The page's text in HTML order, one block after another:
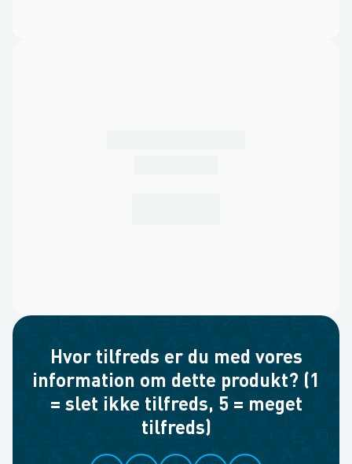
Hvor tilfreds er du med vores
information om dette produkt? (1
= slet ikke tilfreds, 5 = meget
tilfreds)